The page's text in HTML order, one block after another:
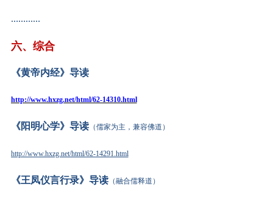
…………
六、综合
《黄帝内经》导读
http://www.hxzg.net/html/62-14310.html
《阳明心学》导读（儒家为主，兼容佛道）
http://www.hxzg.net/html/62-14291.html
《王凤仪言行录》导读（融合儒释道）